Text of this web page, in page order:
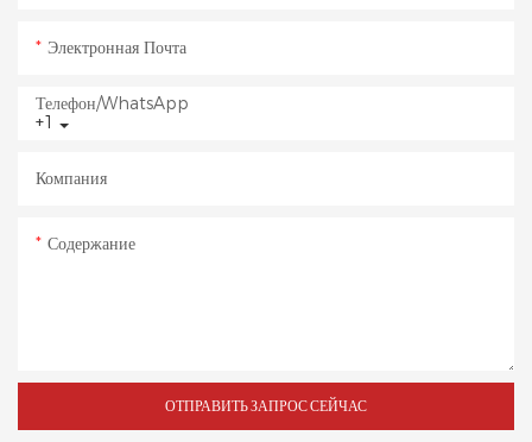
Электронная Почта
+1
Телефон/WhatsApp
Компания
Содержание
ОТПРАВИТЬ ЗАПРОС СЕЙЧАС